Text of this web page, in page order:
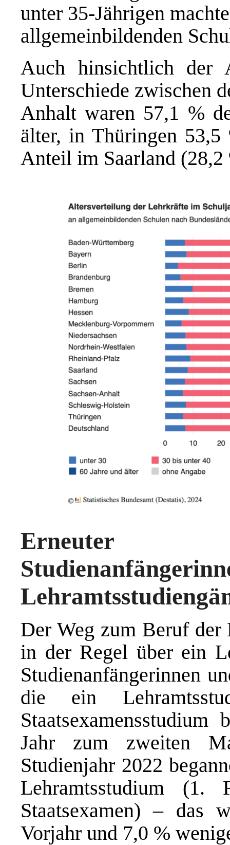
unter 35-Jährigen
allgemeinbildenden
Auch hinsichtlich der
Unterschiede zwischen
Anhalt waren 57,1 %
älter, in Thüringen
Anteil im Saarland
Erneuter
Der Weg zum Beruf
in der Regel über ein
Studienanfängerinnen
die ein
Jahr zum zweiten
Studienjahr 2022
Lehramtsstudium (1.
Staatsexamen) – das
Vorjahr und 7,0 %